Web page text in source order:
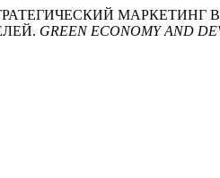
СТРАТЕГИЧЕСКИЙ
GREEN ECONOMY AND